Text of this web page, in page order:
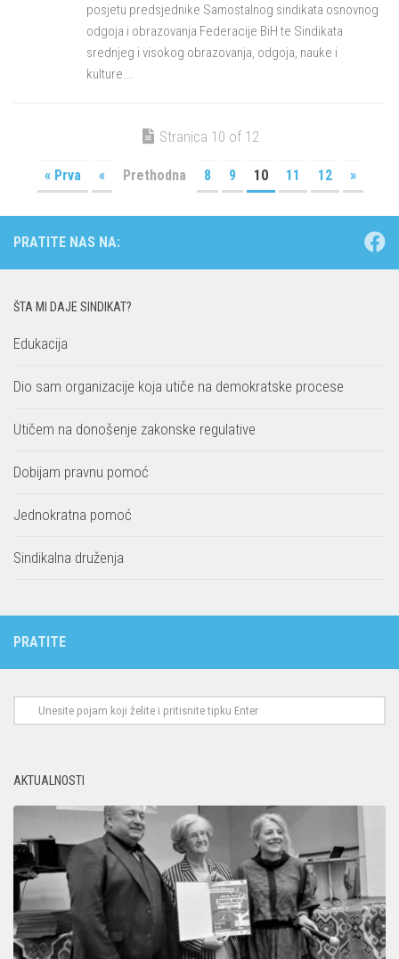
posjetu predsjednike Samostalnog sindikata osnovnog
odgoja i obrazovanja Federacije BiH te Sindikata
srednjeg i visokog obrazovanja, odgoja, nauke i
kulture...
Stranica 10 of 12
« Prva « Prethodna 8 9 10 11 12 »
PRATITE NAS NA:
ŠTA MI DAJE SINDIKAT?
Edukacija
Dio sam organizacije koja utiče na demokratske procese
Utičem na donošenje zakonske regulative
Dobijam pravnu pomoć
Jednokratna pomoć
Sindikalna druženja
PRATITE
AKTUALNOSTI